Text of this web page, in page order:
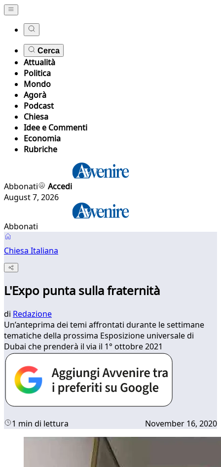
Cerca
Attualità
Politica
Mondo
Agorà
Podcast
Chiesa
Idee e Commenti
Economia
Rubriche
Abbonati
Accedi
August 7, 2026
Abbonati
Chiesa Italiana
L'Expo punta sulla fraternità
di Redazione
Un’anteprima dei temi affrontati durante le settimane
tematiche della prossima Esposizione universale di
Dubai che prenderà il via il 1° ottobre 2021
1 min di lettura November 16, 2020